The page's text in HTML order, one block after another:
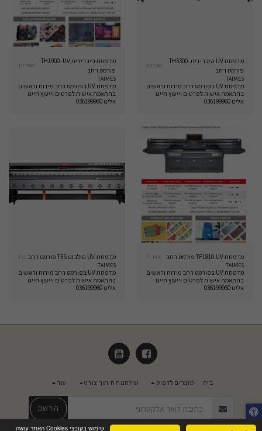
שימוש בקובצי Cookies האתר עושה
מדפסת UV היברידית -TH5300
פורמט רחב
TH5300
TAIMES
מדפסת UV בפורמט רחב מידות וראשים
בהתאמה אישית לפרטים וייעוץ חייגו
אלינו 036199960
מדפסת היברידית TH1900- UV
פורמט רחב
TH1900
TAIMES
מדפסת UV בפורמט רחב מידות וראשים
בהתאמה אישית לפרטים וייעוץ חייגו
אלינו 036199960
מדפסת TF1810-UV פורמט רחב TF1810
TAIMES
מדפסת UV בפורמט רחב מידות וראשים
בהתאמה אישית לפרטים וייעוץ חייגו
אלינו 036199960
מדפסת-UV סולבנט T5S פורמט רחב T5S
TAIMES
מדפסת UV בפורמט רחב מידות וראשים
בהתאמה אישית לפרטים וייעוץ חייגו
אלינו 036199960
בית מוצרים לדפוס שולחנות חיתוך צורני עוד
הירשם